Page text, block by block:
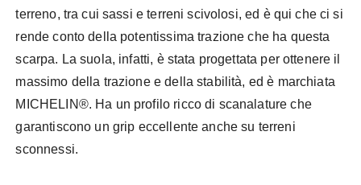
terreno, tra cui sassi e terreni scivolosi, ed è qui che ci si
rende conto della potentissima trazione che ha questa
scarpa. La suola, infatti, è stata progettata per ottenere il
massimo della trazione e della stabilità, ed è marchiata
MICHELIN®. Ha un profilo ricco di scanalature che
garantiscono un grip eccellente anche su terreni
sconnessi.